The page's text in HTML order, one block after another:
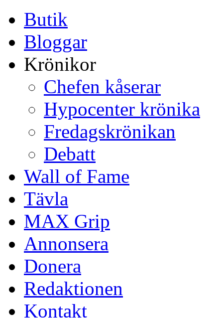
Butik
Bloggar
Krönikor
Chefen kåserar
Hypocenter krönika
Fredagskrönikan
Debatt
Wall of Fame
Tävla
MAX Grip
Annonsera
Donera
Redaktionen
Kontakt